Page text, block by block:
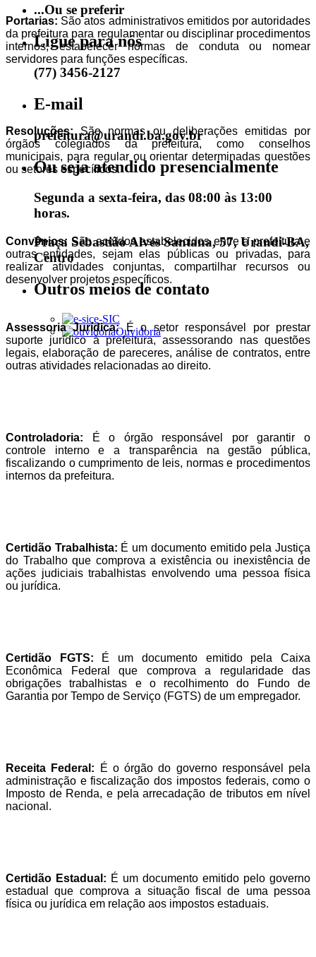
...Ou se preferir
Ligue para nós
(77) 3456-2127
E-mail
prefeitura@urandi.ba.gov.br
Ou seja atendido presencialmente
Segunda a sexta-feira, das 08:00 às 13:00
horas.
Praça Sebastião Alves Santana, 57, Urandi-BA,
Centro
Outros meios de contato
e-SIC
Ouvidoria
Portarias: São atos administrativos emitidos por autoridades
da prefeitura para regulamentar ou disciplinar procedimentos
internos, estabelecer normas de conduta ou nomear
servidores para funções específicas.
Resoluções:São normas ou deliberações emitidas por
órgãos colegiados da prefeitura, como conselhos
municipais, para regular ou orientar determinadas questões
ou setores específicos.
Convênios: São acordos estabelecidos entre a prefeitura e
outras entidades, sejam elas públicas ou privadas, para
realizar atividades conjuntas, compartilhar recursos ou
desenvolver projetos específicos.
Assessoria Jurídica:É o setor responsável por prestar
suporte jurídico à prefeitura, assessorando nas questões
legais, elaboração de pareceres, análise de contratos, entre
outras atividades relacionadas ao direito.
Controladoria: É o órgão responsável por garantir o
controle interno e a transparência na gestão pública,
fiscalizando o cumprimento de leis, normas e procedimentos
internos da prefeitura.
Certidão Trabalhista: É um documento emitido pela Justiça
do Trabalho que comprova a existência ou inexistência de
ações judiciais trabalhistas envolvendo uma pessoa física
ou jurídica.
Certidão FGTS: É um documento emitido pela Caixa
Econômica Federal que comprova a regularidade das
obrigações trabalhistas e o recolhimento do Fundo de
Garantia por Tempo de Serviço (FGTS) de um empregador.
Receita Federal: É o órgão do governo responsável pela
administração e fiscalização dos impostos federais, como o
Imposto de Renda, e pela arrecadação de tributos em nível
nacional.
Certidão Estadual: É um documento emitido pelo governo
estadual que comprova a situação fiscal de uma pessoa
física ou jurídica em relação aos impostos estaduais.